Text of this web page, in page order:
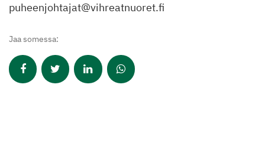
puheenjohtajat@vihreatnuoret.fi
Jaa somessa: